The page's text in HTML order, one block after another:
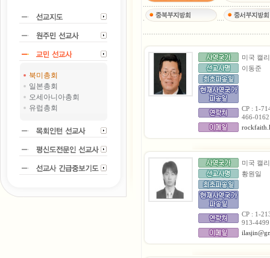
북미총회
일본총회
오세아니아총회
유럽총회
미국 캘
이동준
CP : 1-
466-0162
미국 캘
황원일
CP : 1-
913-